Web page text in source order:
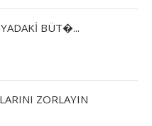
BÜT�...
ZORLAYIN